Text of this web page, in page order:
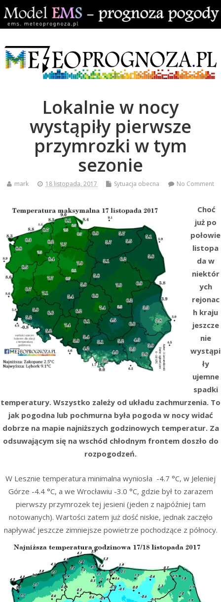
Lokalnie w nocy
wystąpiły pierwsze
przymrozki w tym
sezonie
mark 18 listopada, 2017 Sytuacja obecna No Comment
Choć
już po
połowie
listopa
da w
niektór
ych
rejonac
h kraju
jeszcze
nie
wystąpi
ły
ujemne
spadki
temperatury. Wszystko zależy od układu zachmurzenia. To
jak pogodna lub pochmurna była pogoda w nocy widać
dobrze na mapie najniższych godzinowych temperatur. Za
odsuwającym się na wschód chłodnym frontem doszło do
rozpogodzeń.
W Lesznie temperatura minimalna wyniosła -4.7 °C, w Jeleniej
Górze -4.4 °C, a we Wrocławiu -3.0 °C, gdzie był to zarazem
pierwszy przymrozek tej jesieni (jeden z najpóźniej tam
notowanych). Wartości zatem już dość niskie, jednak zaczęło
napływać jeszcze zimniejsze powietrze pochodzące z północy.